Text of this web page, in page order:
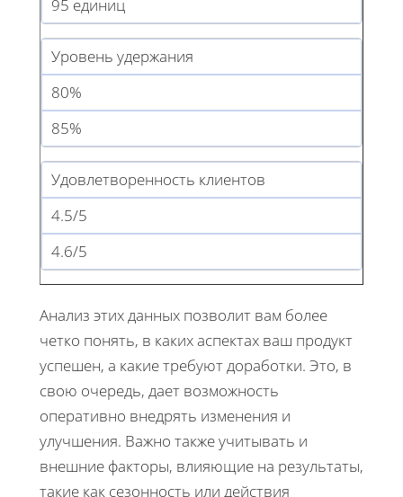
95 единиц
Уровень удержания
80%
85%
Удовлетворенность клиентов
4.5/5
4.6/5
Анализ этих данных позволит вам более
четко понять, в каких аспектах ваш продукт
успешен, а какие требуют доработки. Это, в
свою очередь, дает возможность
оперативно внедрять изменения и
улучшения. Важно также учитывать и
внешние факторы, влияющие на результаты,
такие как сезонность или действия